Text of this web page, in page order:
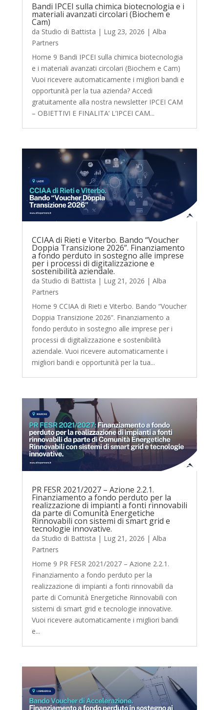
Bandi IPCEI sulla chimica biotecnologia e i
materiali avanzati circolari (Biochem e
Cam)
da Studio di Battista | Lug 23, 2026 | Alba
Partners
Home 9 Bandi IPCEI sulla chimica biotecnologia
e i materiali avanzati circolari (Biochem e Cam)
Vuoi ricevere automaticamente i migliori bandi e
opportunità per la tua azienda? Accedi
gratuitamente alla nostra newsletter IPCEI CAM
– OBIETTIVI E FINALITA’ L’IPCEI CAM...
CCIAA di Rieti e Viterbo. Bando “Voucher
Doppia Transizione 2026”. Finanziamento
a fondo perduto in sostegno alle imprese
per i processi di digitalizzazione e
sostenibilità aziendale.
da Studio di Battista | Lug 21, 2026 | Alba
Partners
Home 9 CCIAA di Rieti e Viterbo. Bando “Voucher
Doppia Transizione 2026”. Finanziamento a
fondo perduto in sostegno alle imprese per i
processi di digitalizzazione e sostenibilità
aziendale. Vuoi ricevere automaticamente i
migliori bandi e opportunità per la tua...
PR FESR 2021/2027 – Azione 2.2.1.
Finanziamento a fondo perduto per la
realizzazione di impianti a fonti rinnovabili
da parte di Comunità Energetiche
Rinnovabili con sistemi di smart grid e
tecnologie innovative.
da Studio di Battista | Lug 21, 2026 | Alba
Partners
Home 9 PR FESR 2021/2027 – Azione 2.2.1.
Finanziamento a fondo perduto per la
realizzazione di impianti a fonti rinnovabili da
parte di Comunità Energetiche Rinnovabili con
sistemi di smart grid e tecnologie innovative.
Vuoi ricevere automaticamente i migliori bandi
e...